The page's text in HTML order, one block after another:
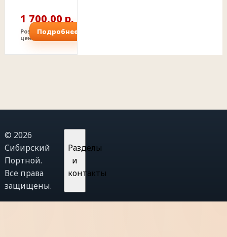
1 700,00 р.
Розничная
цена
Подробнее
© 2026
Сибирский
Портной.
Все права
защищены.
Разделы
и
контакты